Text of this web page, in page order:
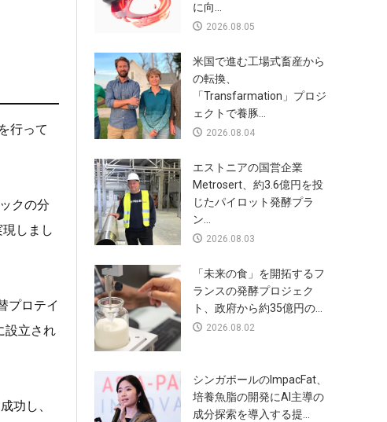
行って
クの分
しまし
プロテイ
設立され
功し、
に向...
2026.08.05
米国で進む工場式畜産から
の転換、
「Transfarmation」プロジ
ェクトで養豚...
2026.08.04
エストニアの国営企業
Metrosert、約3.6億円を投
じたパイロット発酵プラ
ン...
2026.08.03
「未来の食」を開拓するフ
ランスの発酵プロジェク
ト、政府から約35億円の...
2026.08.02
シンガポールのImpacFat、
培養魚脂の開発にAI主導の
成分探索を導入する提...